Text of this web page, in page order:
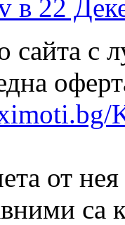
в 22
сайта с
от
са